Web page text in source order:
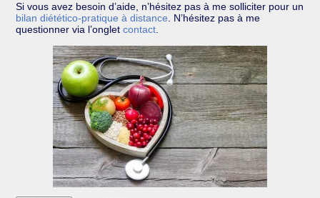
Si vous avez besoin d’aide, n’hésitez pas à me solliciter pour un
bilan diétético-pratique à distance. N’hésitez pas à me
questionner via l’ongletcontact.